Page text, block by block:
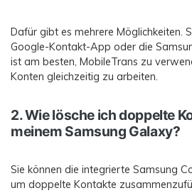
Dafür gibt es mehrere Möglichkeiten.
Google-Kontakt-App oder die
ist am besten, MobileTrans zu
Konten gleichzeitig zu arbeiten.
2. Wie lösche ich doppelte
meinem Samsung Galaxy?
Sie können die integrierte Samsung
um doppelte Kontakte